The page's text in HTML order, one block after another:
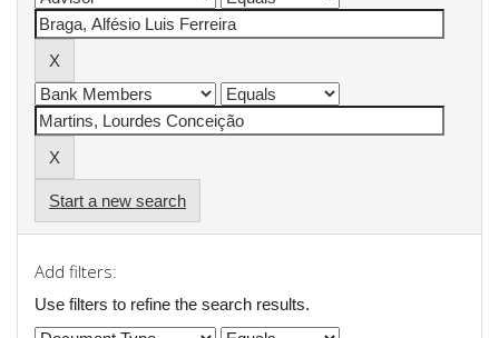
Start a new search
Add filters:
Use filters to refine the search results.